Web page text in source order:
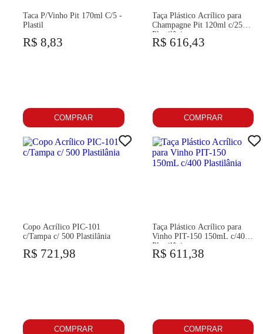
Taca P/Vinho Pit 170ml C/5 -
Plastil
R$ 8,83
COMPRAR
Taça Plástico Acrílico para
Champagne Pit 120ml c/250
Plastilânia
R$ 616,43
COMPRAR
Copo Acrílico PIC-101
c/Tampa c/ 500 Plastilânia
R$ 721,98
COMPRAR
Taça Plástico Acrílico para
Vinho PIT-150 150mL c/400
Plastilânia
R$ 611,38
COMPRAR